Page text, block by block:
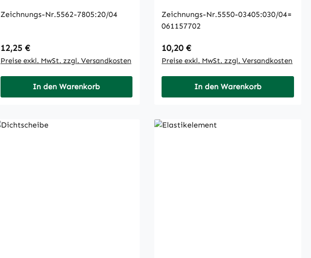
Zeichnungs-Nr.5562-7805:20/04
Regulärer Preis:
12,25 €
Preise exkl. MwSt. zzgl. Versandkosten
In den Warenkorb
Zeichnungs-Nr.5550-03405:030/04=
061157702
Regulärer Preis:
10,20 €
Preise exkl. MwSt. zzgl. Versandkosten
In den Warenkorb